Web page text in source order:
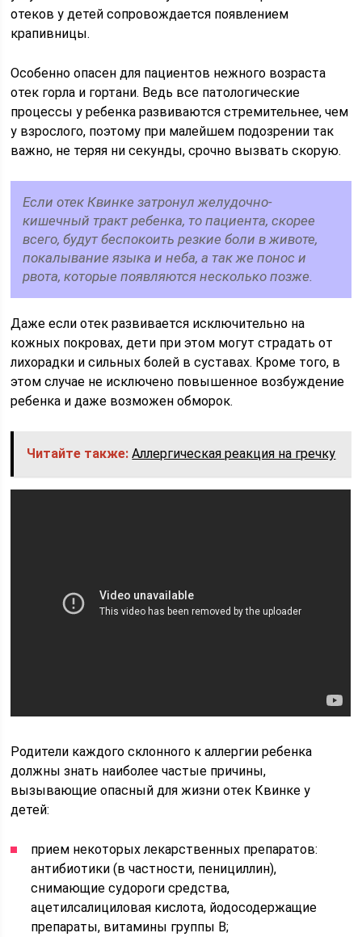
отеков у детей сопровождается появлением
крапивницы.
Особенно опасен для пациентов нежного возраста
отек горла и гортани. Ведь все патологические
процессы у ребенка развиваются стремительнее, чем
у взрослого, поэтому при малейшем подозрении так
важно, не теряя ни секунды, срочно вызвать скорую.
Если отек Квинке затронул желудочно-
кишечный тракт ребенка, то пациента, скорее
всего, будут беспокоить резкие боли в животе,
покалывание языка и неба, а так же понос и
рвота, которые появляются несколько позже.
Даже если отек развивается исключительно на
кожных покровах, дети при этом могут страдать от
лихорадки и сильных болей в суставах. Кроме того, в
этом случае не исключено повышенное возбуждение
ребенка и даже возможен обморок.
Читайте также: Аллергическая реакция на гречку
Родители каждого склонного к аллергии ребенка
должны знать наиболее частые причины,
вызывающие опасный для жизни отек Квинке у
детей:
прием некоторых лекарственных препаратов:
антибиотики (в частности, пенициллин),
снимающие судороги средства,
ацетилсалициловая кислота, йодосодержащие
препараты, витамины группы В;